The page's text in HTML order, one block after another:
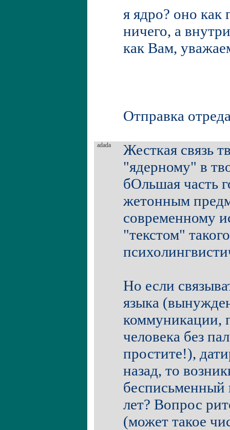
я ядро? оно
ничего, а
как Вам,
Отправка
adada
Жесткая связь
"ядерному" в
бОльшая часть
жетонным
современному
"текстом"
Но если
языка
коммуникации,
человека без
простите!),
назад, то
бесписьменный
лет? Вопрос
(может такое